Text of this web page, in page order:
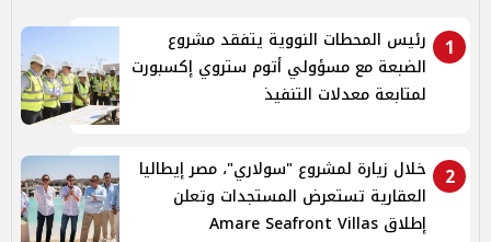
1
رئيس المحطات النووية يتفقد مشروع
الضبعة مع مسؤولي أتوم ستروي إكسبورت
لمتابعة معدلات التنفيذ
2
خلال زيارة لمشروع "سولاري"، مصر إيطاليا
العقارية تستعرض المستجدات وتعلن
إطلاق Amare Seafront Villas